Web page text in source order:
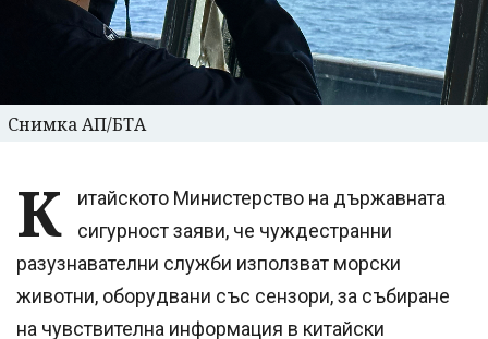
Снимка АП/БТА
К
итайското Министерство на държавната
сигурност заяви, че чуждестранни
разузнавателни служби използват морски
животни, оборудвани със сензори, за събиране
на чувствителна информация в китайски